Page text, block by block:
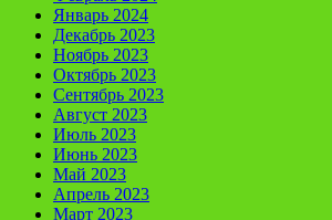
Январь 2024
Декабрь 2023
Ноябрь 2023
Октябрь 2023
Сентябрь 2023
Август 2023
Июль 2023
Июнь 2023
Май 2023
Апрель 2023
Март 2023